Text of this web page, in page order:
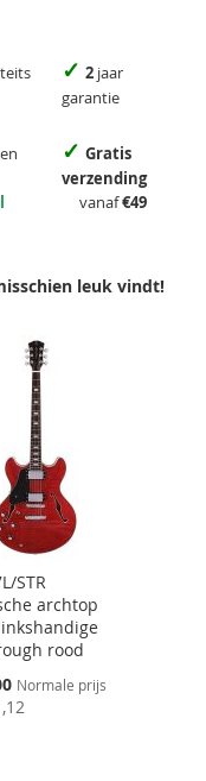
✓ 2 jaar
garantie
✓ Gratis
verzending
vanaf€49
leuk vindt!
STR
archtop
rood
Normale prijs